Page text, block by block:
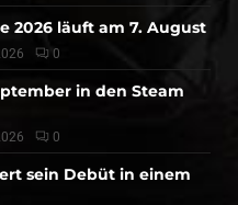
2026 läuft am 7. August
0
in den Steam
0
sein Debüt in einem